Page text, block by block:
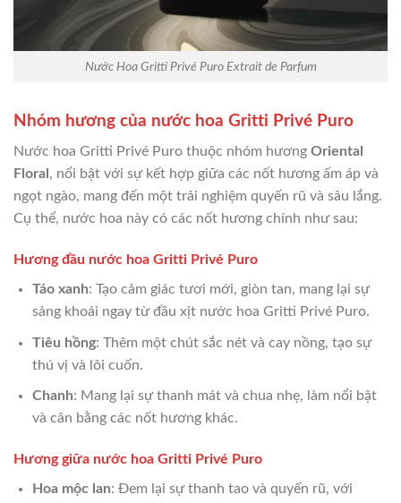
Nước Hoa Gritti Privé Puro Extrait de Parfum
Nhóm hương của nước hoa Gritti Privé Puro
Nước hoa Gritti Privé Puro thuộc nhóm hương Oriental
Floral , nổi bật với sự kết hợp giữa các nốt hương ấm áp và
ngọt ngào, mang đến một trải nghiệm quyến rũ và sâu lắng.
Cụ thể, nước hoa này có các nốt hương chính như sau:
Hương đầu nước hoa Gritti Privé Puro
Táo xanh: Tạo cảm giác tươi mới, giòn tan, mang lại sự
sảng khoái ngay từ đầu xịt nước hoa Gritti Privé Puro.
Tiêu hồng: Thêm một chút sắc nét và cay nồng, tạo sự
thú vị và lôi cuốn.
Chanh: Mang lại sự thanh mát và chua nhẹ, làm nổi bật
và cân bằng các nốt hương khác.
Hương giữa nước hoa Gritti Privé Puro
Hoa mộc lan: Đem lại sự thanh tao và quyến rũ, với